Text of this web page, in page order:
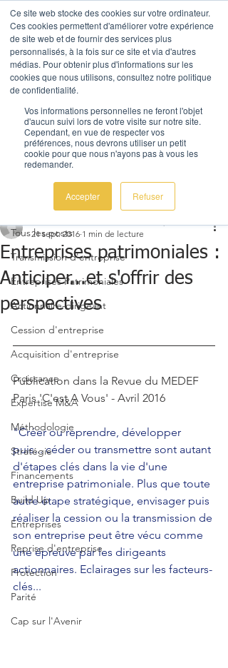
Ce site web stocke des cookies sur votre ordinateur.
Ces cookies permettent d'améliorer votre expérience
de site web et de fournir des services plus
personnalisés, à la fois sur ce site et via d'autres
médias. Pour obtenir plus d'informations sur les
cookies que nous utilisons, consultez notre politique
de confidentialité.
Vos informations personnelles ne feront l'objet
d'aucun suivi lors de votre visite sur notre site.
Cependant, en vue de respecter vos
préférences, nous devrons utiliser un petit
cookie pour que nous n'ayons pas à vous les
redemander.
Accepter Refuser
Nous contacter
Tous les posts
Transmission d'entreprise
Entreprises Patrimoniales
Actionnaire-dirigeant
Cession d'entreprise
Acquisition d'entreprise
Croissance
Expertise M&A
Méthodologie
Stratégie
Financements
Build Up
Entreprises
Reprise d'entreprise
Protection
Parité
Cap sur l'Avenir
Tous les posts
Entreprises patrimoniales :
Anticiper...et s'offrir des
perspectives
21 sept. 2016 1 min de lecture
Publication dans la Revue du MEDEF
Paris 'C'est A Vous' - Avril 2016
"Créer ou reprendre, développer
puis... céder ou transmettre sont autant
d'étapes clés dans la vie d'une
entreprise patrimoniale. Plus que toute
autre étape stratégique, envisager puis
réaliser la cession ou la transmission de
son entreprise peut être vécu comme
une épreuve par les dirigeants
actionnaires. Eclairages sur les facteurs-
clés...